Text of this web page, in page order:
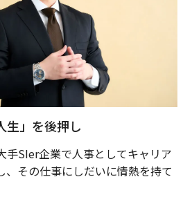
生」を後押し
手SIer企業で人事としてキャリア
、その仕事にしだいに情熱を持て